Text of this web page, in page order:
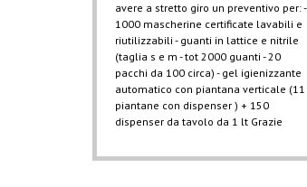
avere a stretto giro un preventivo per: -
1000 mascherine certificate lavabili e
riutilizzabili - guanti in lattice e nitrile
(taglia s e m - tot 2000 guanti - 20
pacchi da 100 circa) - gel igienizzante
automatico con piantana verticale (11
piantane con dispenser ) + 150
dispenser da tavolo da 1 lt Grazie